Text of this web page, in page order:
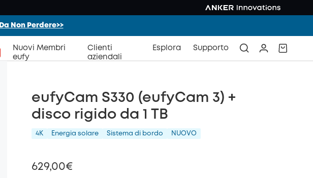
Da Non Perdere>>
Nuovi Membri
eufy
Clienti
aziendali
Esplora Supporto
eufyCam S330 (eufyCam 3) +
disco rigido da 1 TB
4K Energia solare Sistema di bordo NUOVO
629,00€